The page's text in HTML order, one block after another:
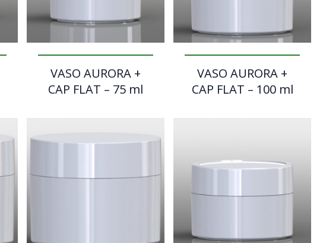
VASO AURORA +
CAP FLAT – 75 ml
VASO AURORA +
CAP FLAT – 100 ml